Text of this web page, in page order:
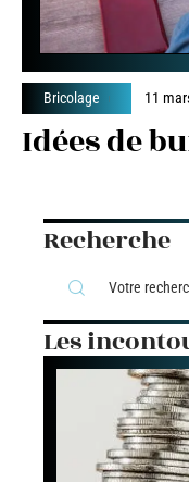
Bricolage 11
Idées de
Recherche
Les